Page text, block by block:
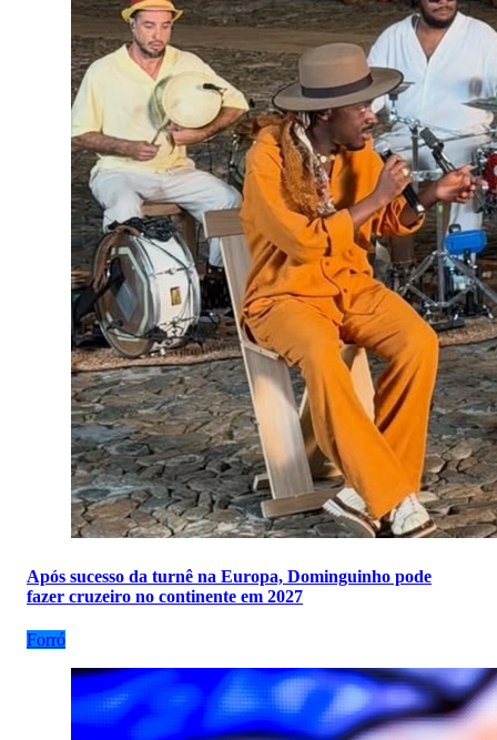
Após sucesso da turnê na Europa, Dominguinho pode
fazer cruzeiro no continente em 2027
Forró